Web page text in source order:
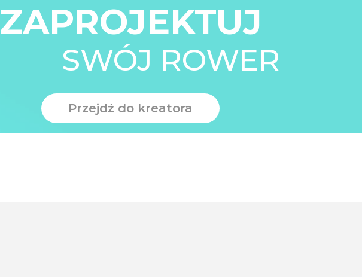
ZAPROJEKTUJ
SWÓJ ROWER
Przejdź do kreatora